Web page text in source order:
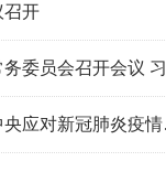
召开
会召开会议 习近平主持
疫情防控和后续相关工作 推进全面复工复产 加快恢复经济社会秩序 王沪宁出席